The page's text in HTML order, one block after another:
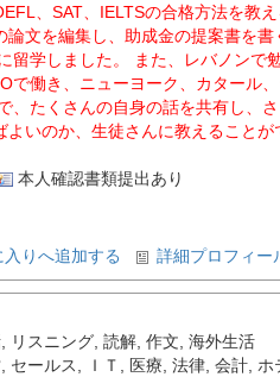
、SAT、IELTSの合格方法を教
文を編集し、助成金の提案書を書
留学しました。 また、レバノンで
で働き、ニューヨーク、カタール
、たくさんの自身の話を共有し、
いのか、生徒さんに教えることが
本人確認書類提出あり
入りへ追加する 詳細プロフィー
, リスニング, 読解, 作文 海外生活
, セールス ＩＴ 医療 法律, 会計, ホ